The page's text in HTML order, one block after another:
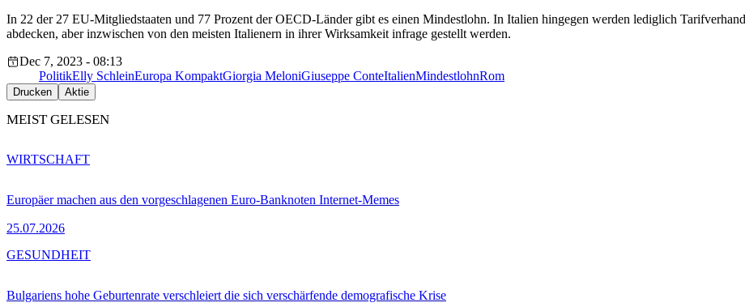
In 22 der 27 EU-Mitgliedstaaten und 77 Prozent der OECD-Länder gibt es einen Mindestlohn. In Italien hingegen werden lediglich
abdecken, aber inzwischen von den meisten Italienern in ihrer Wirksamkeit infrage gestellt werden.
Dec 7, 2023 - 08:13
PolitikElly SchleinEuropa KompaktGiorgia MeloniGiuseppe ConteItalienMindestlohnRom
Drucken Aktie
MEIST GELESEN
Europäer machen aus den vorgeschlagenen Euro-Banknoten Internet-Memes
25.07.2026
WIRTSCHAFT
Bulgariens hohe Geburtenrate verschleiert die sich verschärfende demografische Krise
GESUNDHEIT